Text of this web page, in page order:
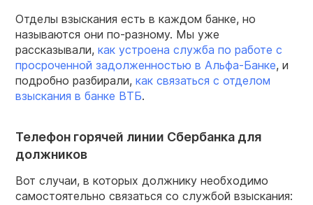
Отделы взыскания есть в каждом банке, но
называются они по-разному. Мы уже
рассказывали, как устроена служба по работе с
просроченной задолженностью в Альфа-Банке, и
подробно разбирали, как связаться с отделом
взыскания в банке ВТБ.
Телефон горячей линии Сбербанка для
должников
Вот случаи, в которых должнику необходимо
самостоятельно связаться со службой взыскания: